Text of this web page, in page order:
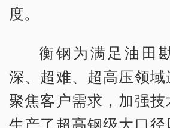
度。
衡钢为满足油田
深、超难、超高压领域
聚焦客户需求，加强
生产了超高钢级大口